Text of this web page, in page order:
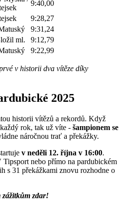
9:40,00
9:28,27
9:31,24
ml.
9:12,79
9:22,99
v historii dva vítěze díky
2025
historii vítězů a rekordů. Když
rok, tak už víte - šampionem se
náročnou trať a překážky.
v neděli 12. října v 16:00.
nebo přímo na pardubickém
s 31 překážkami znovu rozhodne o
zážitkům zdar!